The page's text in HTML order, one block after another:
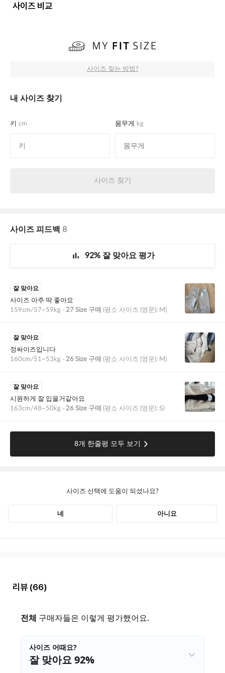
사이즈 비교
리뷰 (66)